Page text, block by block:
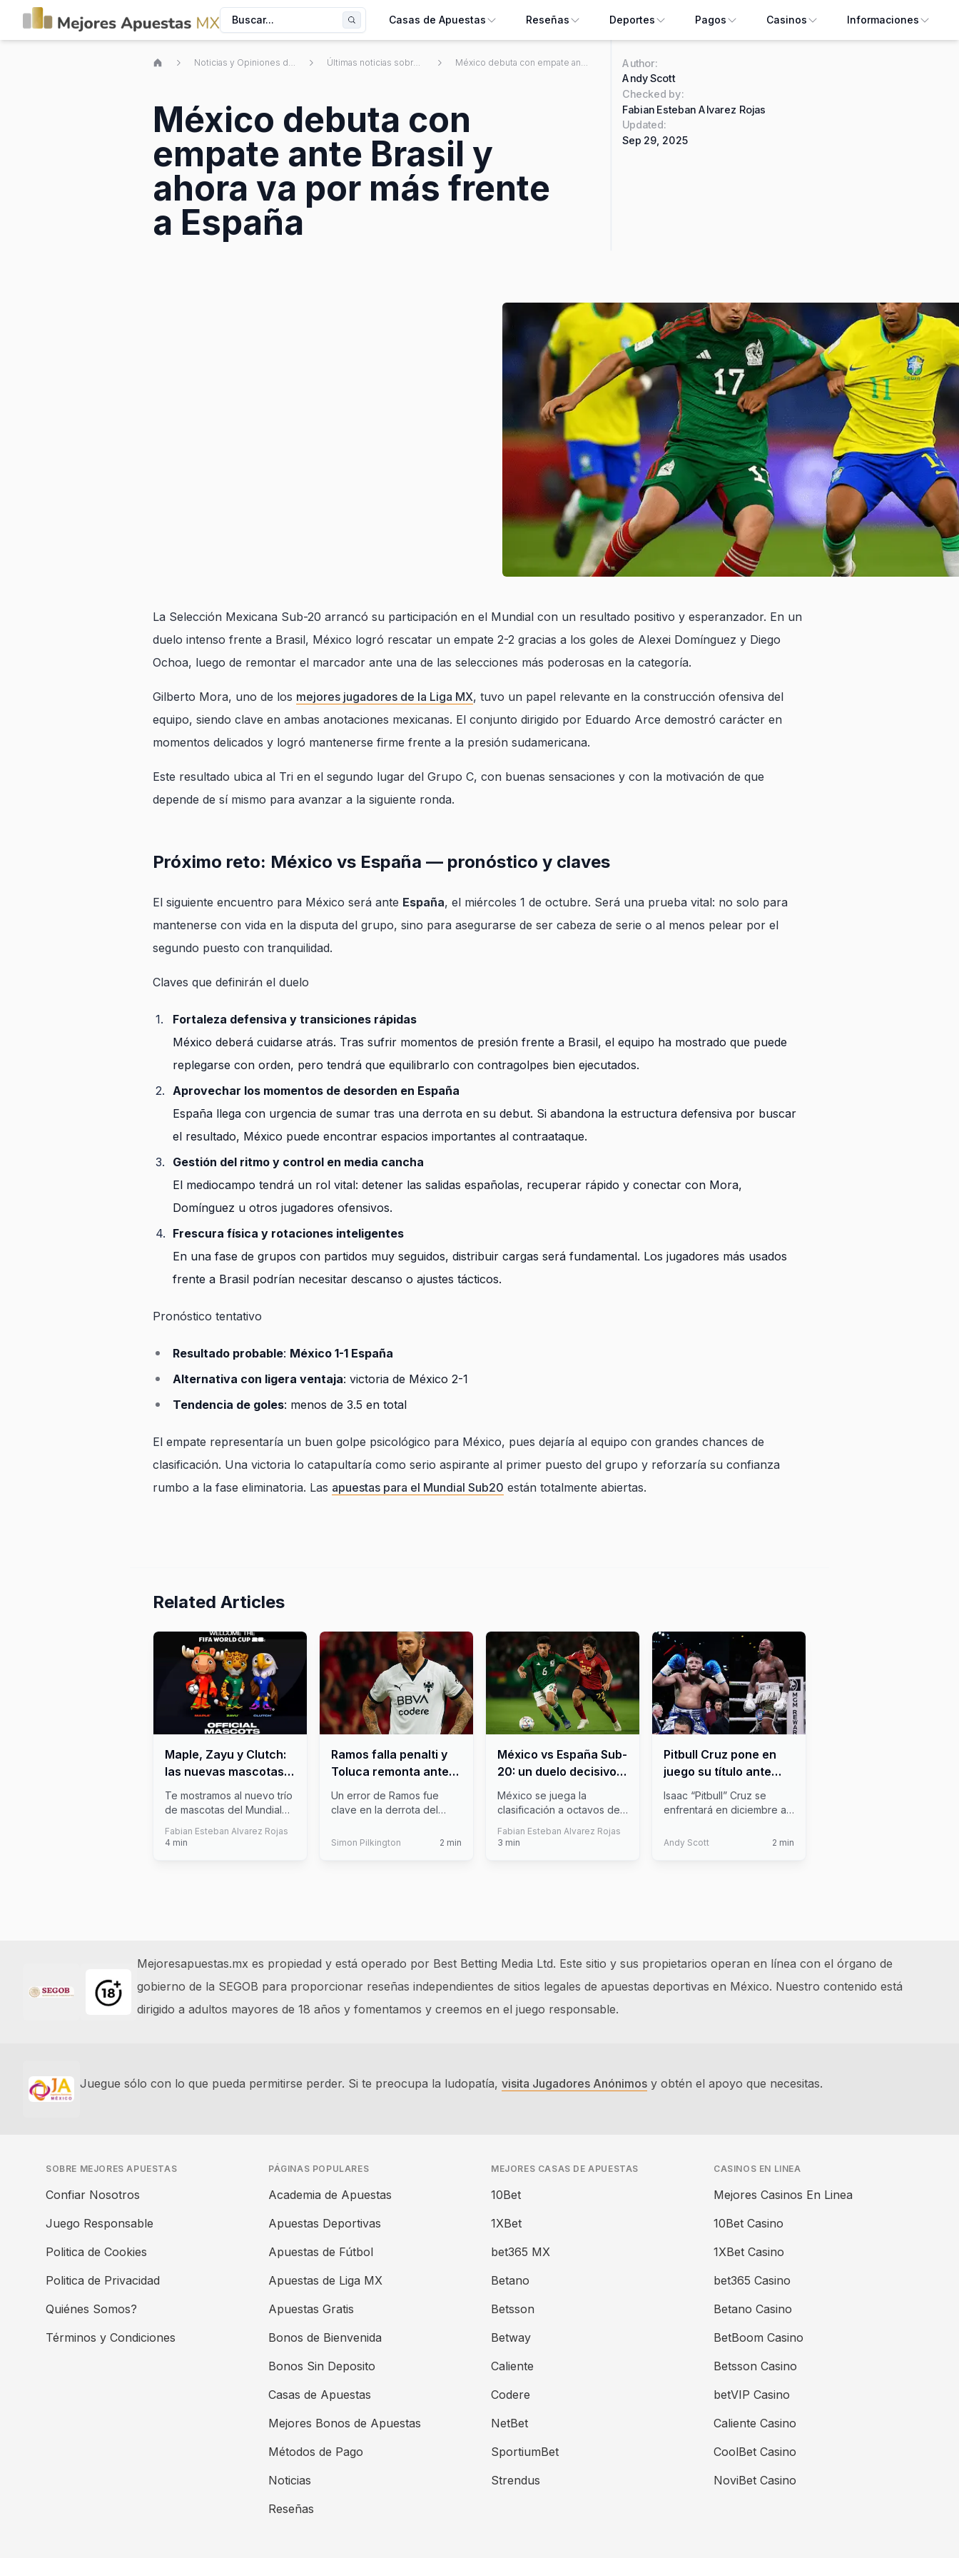
Buscar... Casas de Apuestas Reseñas Deportes Pagos Casinos Informaciones
Noticias y Opiniones de Apuestas Deportivas Mexicanas Últimas noticias sobre apuestas deportivas mexicanas México debuta con empate ante Brasil y ahora va por más frente a España
México debuta con
empate ante Brasil y
ahora va por más frente
a España
Author:
Andy Scott
Checked by:
Fabian Esteban Alvarez Rojas
Updated:
Sep 29, 2025
La Selección Mexicana Sub-20 arrancó su participación en el Mundial con un resultado positivo y esperanzador. En un
duelo intenso frente a Brasil, México logró rescatar un empate 2-2 gracias a los goles de Alexei Domínguez y Diego
Ochoa, luego de remontar el marcador ante una de las selecciones más poderosas en la categoría.
Gilberto Mora, uno de los mejores jugadores de la Liga MX, tuvo un papel relevante en la construcción ofensiva del
equipo, siendo clave en ambas anotaciones mexicanas. El conjunto dirigido por Eduardo Arce demostró carácter en
momentos delicados y logró mantenerse firme frente a la presión sudamericana.
Este resultado ubica al Tri en el segundo lugar del Grupo C, con buenas sensaciones y con la motivación de que
depende de sí mismo para avanzar a la siguiente ronda.
Próximo reto: México vs España — pronóstico y claves
El siguiente encuentro para México será ante España, el miércoles 1 de octubre. Será una prueba vital: no solo para
mantenerse con vida en la disputa del grupo, sino para asegurarse de ser cabeza de serie o al menos pelear por el
segundo puesto con tranquilidad.
Claves que definirán el duelo
Fortaleza defensiva y transiciones rápidas
México deberá cuidarse atrás. Tras sufrir momentos de presión frente a Brasil, el equipo ha mostrado que puede
replegarse con orden, pero tendrá que equilibrarlo con contragolpes bien ejecutados.
Aprovechar los momentos de desorden en España
España llega con urgencia de sumar tras una derrota en su debut. Si abandona la estructura defensiva por buscar
el resultado, México puede encontrar espacios importantes al contraataque.
Gestión del ritmo y control en media cancha
El mediocampo tendrá un rol vital: detener las salidas españolas, recuperar rápido y conectar con Mora,
Domínguez u otros jugadores ofensivos.
Frescura física y rotaciones inteligentes
En una fase de grupos con partidos muy seguidos, distribuir cargas será fundamental. Los jugadores más usados
frente a Brasil podrían necesitar descanso o ajustes tácticos.
Pronóstico tentativo
Resultado probable: México 1-1 España
Alternativa con ligera ventaja: victoria de México 2-1
Tendencia de goles: menos de 3.5 en total
El empate representaría un buen golpe psicológico para México, pues dejaría al equipo con grandes chances de
clasificación. Una victoria lo catapultaría como serio aspirante al primer puesto del grupo y reforzaría su confianza
rumbo a la fase eliminatoria. Las apuestas para el Mundial Sub20 están totalmente abiertas.
Related Articles
Maple, Zayu y Clutch:
las nuevas mascotas
del Mundial 2026
Te mostramos al nuevo trío
de mascotas del Mundial
Porque...
Fabian Esteban Alvarez Rojas
4 min
Ramos falla penalti y
Toluca remonta ante
Rayados
Un error de Ramos fue
clave en la derrota del
Hay de...
Simon Pilkington 2 min
México vs España Sub-
20: un duelo decisivo
en la fase de grupos
México se juega la
clasificación a octavos de
frente a E...
Fabian Esteban Alvarez Rojas
3 min
Pitbull Cruz pone en
juego su título ante
Lamont Roach en
diciembre 2025
Isaac “Pitbull” Cruz se
enfrentará en diciembre a
Antonio, T
Andy Scott 2 min
Mejoresapuestas.mx es propiedad y está operado por Best Betting Media Ltd. Este sitio y sus propietarios operan en línea con el órgano de
gobierno de la SEGOB para proporcionar reseñas independientes de sitios legales de apuestas deportivas en México. Nuestro contenido está
dirigido a adultos mayores de 18 años y fomentamos y creemos en el juego responsable.
Juegue sólo con lo que pueda permitirse perder. Si te preocupa la ludopatía, visita Jugadores Anónimos y obtén el apoyo que necesitas.
SOBRE MEJORES APUESTAS
Confiar Nosotros
Juego Responsable
Politica de Cookies
Politica de Privacidad
Quiénes Somos?
Términos y Condiciones
PÁGINAS POPULARES
Academia de Apuestas
Apuestas Deportivas
Apuestas de Fútbol
Apuestas de Liga MX
Apuestas Gratis
Bonos de Bienvenida
Bonos Sin Deposito
Casas de Apuestas
Mejores Bonos de Apuestas
Métodos de Pago
Noticias
Reseñas
MEJORES CASAS DE APUESTAS
10Bet
1XBet
bet365 MX
Betano
Betsson
Betway
Caliente
Codere
NetBet
SportiumBet
Strendus
CASINOS EN LINEA
Mejores Casinos En Linea
10Bet Casino
1XBet Casino
bet365 Casino
Betano Casino
BetBoom Casino
Betsson Casino
betVIP Casino
Caliente Casino
CoolBet Casino
NoviBet Casino